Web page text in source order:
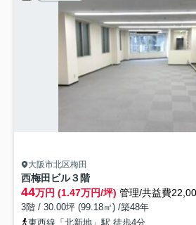
大阪市北区梅田
西梅田ビル３階
44万円 (1.47万円/坪) 管理/共益費
3階 / 30.00坪 (99.18㎡) /築48年
東西線「北新地」駅 徒歩4分